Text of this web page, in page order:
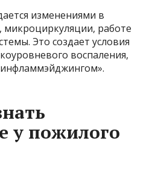
изменениями в
работе
Это создает условия
воспаления,
у пожилого